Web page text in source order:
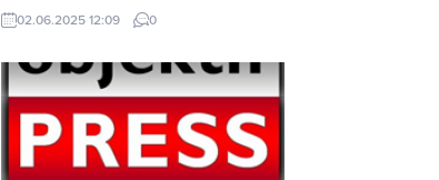
açıkladı. Ticaret Bakanı Ömer Bolat, 2025
Yılı Dış Ticaret Verileri Basın
paylaştı. Mayıs ayında ihracat rekor
kırarak 24 milyar 800 milyon dolar oldu.
Mayısta ihracat, geçen yılın aynı ayına
göre yüzde 2,7 artışla 24,8 milyar dolar...
02.06.2025 12:09 0